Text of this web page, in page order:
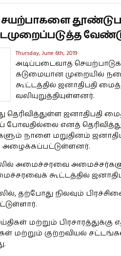
Thursday, June 6th, 2019
அடிப்படைவாத
கடுமையான முறையில்
கூட்டத்தில் ஜனாதிபதி
வலியுறுத்தியுள்ளனர்.
தெரிவித்துள்ள ஜனாதிபதி
போவதில்லை எனத்
நாளை மறுதினம்
அழைக்கப்பட்டுள்ளனர்.
அமைச்சரவை
கூட்டத்தில்
தற்போது நிலவும்
மற்றும் பிரசாரத்துக்கு
மற்றும் குற்றவியல்